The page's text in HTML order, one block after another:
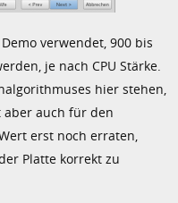
verwendet, 900 bis
je nach CPU Stärke.
hier stehen,
aber auch für den
erst noch erraten,
Platte korrekt zu